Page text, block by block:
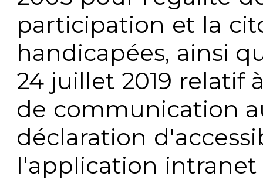
participation et la
handicapées, ainsi
24 juillet 2019 relatif
de communication
déclaration
l'application